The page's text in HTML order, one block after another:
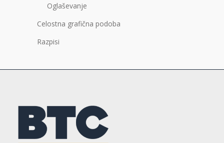
Oglaševanje
Celostna grafična podoba
Razpisi